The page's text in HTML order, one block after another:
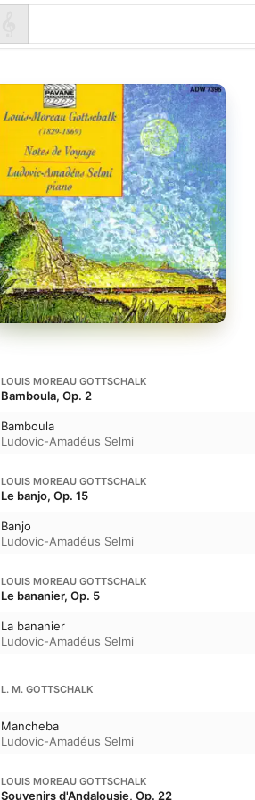
LOUIS MOREAU GOTTSCHALK
Bamboula, Op. 2
Bamboula
Ludovic-Amadéus Selmi
LOUIS MOREAU GOTTSCHALK
Le banjo, Op. 15
Banjo
Ludovic-Amadéus Selmi
LOUIS MOREAU GOTTSCHALK
Le bananier, Op. 5
La bananier
Ludovic-Amadéus Selmi
L. M. GOTTSCHALK
Mancheba
Ludovic-Amadéus Selmi
LOUIS MOREAU GOTTSCHALK
Souvenirs d'Andalousie, Op. 22